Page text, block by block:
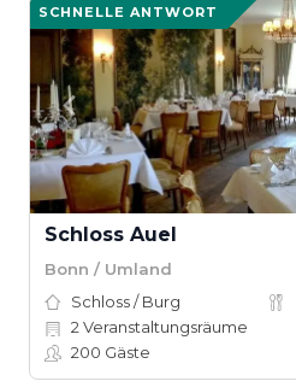
SCHNELLE ANTWORT
Schloss Auel
Bonn / Umland
Schloss / Burg
2 Veranstaltungsräume
200 Gäste